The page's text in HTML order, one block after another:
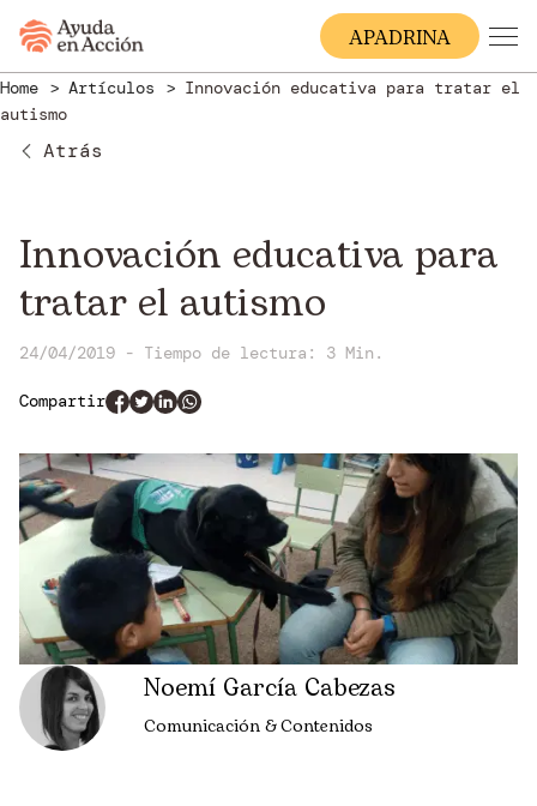
APADRINA
Home Artículos
Innovación educativa para tratar el
autismo
Atrás
Innovación educativa para
tratar el autismo
24/04/2019 - Tiempo de lectura: 3 Min.
Compartir
Noemí García Cabezas
Comunicación & Contenidos